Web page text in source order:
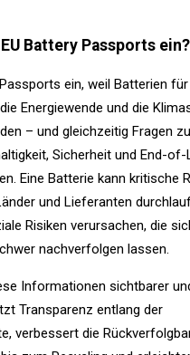
Battery Passports ein?
ein, weil Batterien
Energiewende und die
– und gleichzeitig Fragen zu
Sicherheit und End-
Eine Batterie kann kritische
und Lieferanten
Risiken verursachen, die
nachverfolgen lassen.
Informationen sichtbarer
Transparenz entlang der
verbessert die